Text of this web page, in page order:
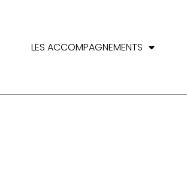
LES ACCOMPAGNEMENTS